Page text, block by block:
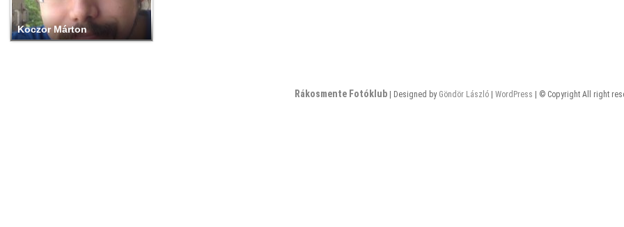
Koczor Márton
Rákosmente Fotóklub| Designed by Göndör László| WordPress | © Copyright All right